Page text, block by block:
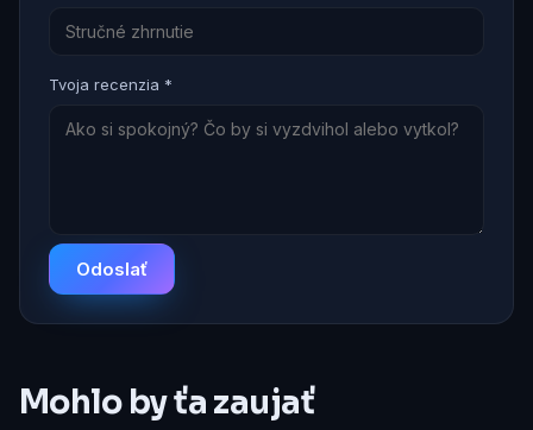
Tvoja recenzia *
Odoslať
Mohlo by ťa zaujať